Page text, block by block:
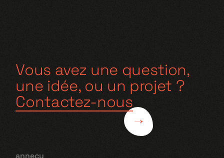
Vous avez une question,
une idée, ou un projet ?
Contactez-nous
annecy